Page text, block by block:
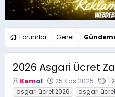
Forumlar Genel
2026 Asgari Ücret
K
o
Kemal
B
a
25 Kas 2025
E
t
asgari ücret 2026
asgari